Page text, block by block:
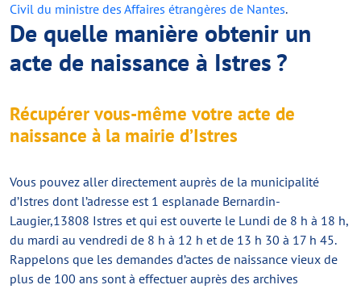
Civil du ministre des Affaires étrangères de Nantes.
De quelle manière obtenir un
acte de naissance à Istres ?
Récupérer vous-même votre acte de
naissance à la mairie d’Istres
Vous pouvez aller directement auprès de la municipalité
d’Istres dont l’adresse est 1 esplanade Bernardin-
Laugier,13808 Istres et qui est ouverte le Lundi de 8 h à 18 h,
du mardi au vendredi de 8 h à 12 h et de 13 h 30 à 17 h 45.
Rappelons que les demandes d’actes de naissance vieux de
plus de 100 ans sont à effectuer auprès des archives